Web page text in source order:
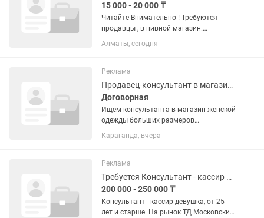
15 000 - 20 000 ₸
Читайте Внимательно ! Требуются
продавцы , в пивной магазин.
Требование к продавцу :от 21 года и
старше, без вредных привычек
аккуратный, честный, внимательный! С
опытом...
Алматы, сегодня
Реклама
Продавец-консультант в магазине одежды
Договорная
Ищем консультанта в магазин женской
одежды больших размеров
Compliment. Строго от 25 лет и старше.
В обязанности входит помогать
выкладывать товары, снимать...
Караганда, вчера
Реклама
Требуется Консультант - кассир мужской одежды
200 000 - 250 000 ₸
Консультант - кассир девушка, от 25
лет и старше. На рынок ТД Московский